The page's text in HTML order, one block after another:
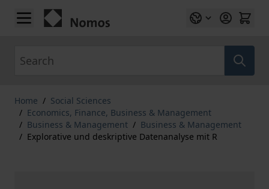
Skip to Content
Home / Social Sciences
/ Economics, Finance, Business & Management
/ Business & Management / Business & Management
/ Explorative und deskriptive Datenanalyse mit R